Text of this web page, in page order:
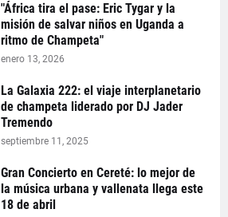
"África tira el pase: Eric Tygar y la
misión de salvar niños en Uganda a
ritmo de Champeta"
enero 13, 2026
La Galaxia 222: el viaje interplanetario
de champeta liderado por DJ Jader
Tremendo
septiembre 11, 2025
Gran Concierto en Cereté: lo mejor de
la música urbana y vallenata llega este
18 de abril